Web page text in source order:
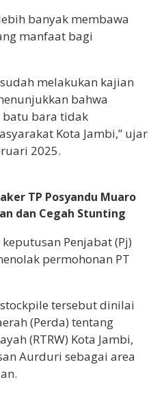
banyak membawa
manfaat bagi
melakukan kajian
bahwa
batu bara tidak
Kota Jambi,” ujar
2025.
TP Posyandu Muaro
dan Cegah Stunting
Penjabat (Pj)
permohonan PT
tersebut dinilai
(Perda) tentang
(RTRW) Kota Jambi,
Aurduri sebagai area